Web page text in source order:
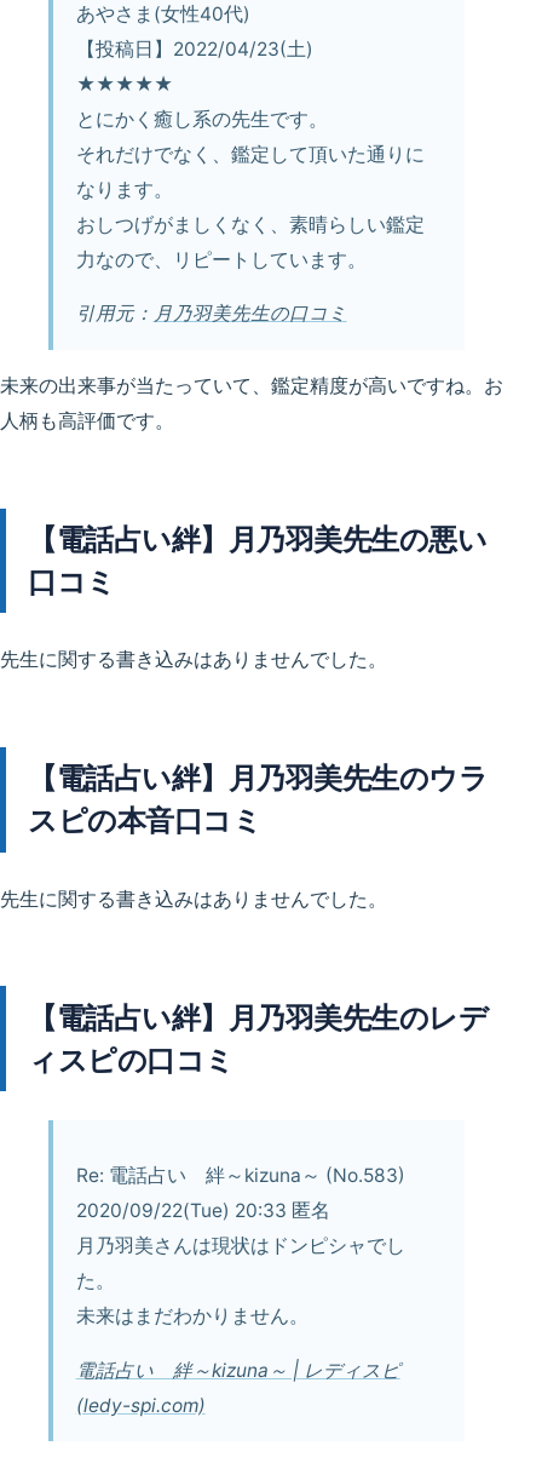
あやさま(女性40代)
【投稿日】2022/04/23(土)
★★★★★
とにかく癒し系の先生です。
それだけでなく、鑑定して頂いた通りに
なります。
おしつげがましくなく、素晴らしい鑑定
力なので、リピートしています。
引用元： 月乃羽美先生の口コミ
未来の出来事が当たっていて、鑑定精度が高いですね。お
人柄も高評価です。
【電話占い絆】月乃羽美先生の悪い
口コミ
先生に関する書き込みはありませんでした。
【電話占い絆】月乃羽美先生のウラ
スピの本音口コミ
先生に関する書き込みはありませんでした。
【電話占い絆】月乃羽美先生のレデ
ィスピの口コミ
Re: 電話占い 絆～kizuna～ (No.583)
2020/09/22(Tue) 20:33 匿名
月乃羽美さんは現状はドンピシャでし
た。
未来はまだわかりません。
電話占い 絆～kizuna～ | レディスピ
(ledy-spi.com)